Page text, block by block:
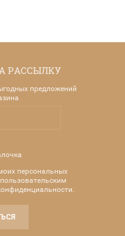
РАССЫЛКУ
предложений
персональных